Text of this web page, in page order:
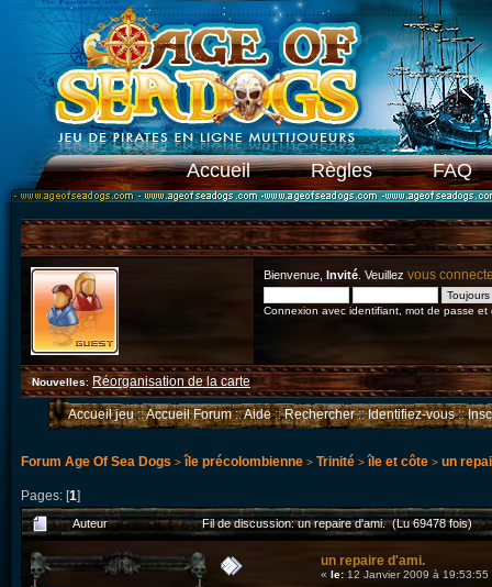
Accueil Règles FAQ
Bienvenue, Invité . Veuillez vous
Connexion avec identifiant, mot de passe et
Nouvelles: Réorganisation de la carte
Accueil jeu::Accueil Forum::Aide::Rechercher::Identifiez-vous::
Forum Age Of Sea Dogs > île précolombienne > Trinité > île et côte > un
Pages: [1]
Auteur Fil de discussion: un repaire d'ami. (Lu 69478 fois)
un repaire d'ami.
« le: 12 Janvier 2009 à 19:53:55